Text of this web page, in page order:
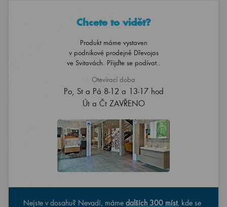
Chcete to vidět?
Produkt máme vystaven
v podnikové prodejně Dřevojas
ve Svitavách. Přijďte se podívat..
Otevírací doba
Po, St a Pá 8-12 a 13-17 hod
Út a Čt ZAVŘENO
Nejste v dosahu? Nevadí, máme dalších 300 míst, kde se